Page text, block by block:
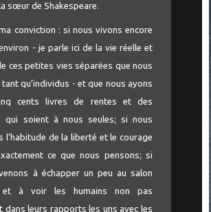
sœur de Shakespeare.
conviction : si nous vivons encore
- je parle ici de la vie réelle et
ces petites vies séparées que nous
qu’individus - et que nous ayons
cents livres de rentes et des
qui soient à nous seules; si nous
l’habitude de la liberté et le courage
ce que nous pensons; si
à échapper un peu au salon
et à voir les humains non pas
dans leurs rapports les uns avec les